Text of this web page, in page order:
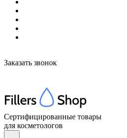
Заказать звонок
Сертифицированные товары
для косметологов